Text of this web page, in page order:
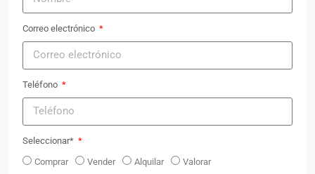
Correo electrónico
Teléfono
Seleccionar*
Comprar
Vender Alquilar Valorar